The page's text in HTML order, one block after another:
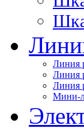
Линия
Линия
Линия
Мини-